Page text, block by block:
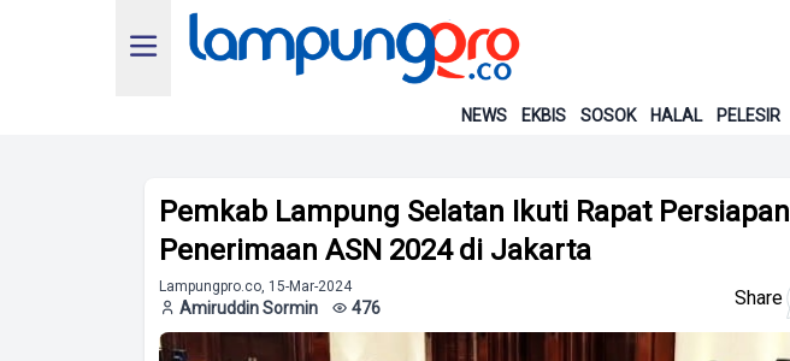
NEWS EKBIS SOSOK HALAL PELESIR
Pemkab Lampung Selatan Ikuti Rapat Persiapan
Penerimaan ASN 2024 di Jakarta
Lampungpro.co, 15-Mar-2024
Amiruddin Sormin 476 Share